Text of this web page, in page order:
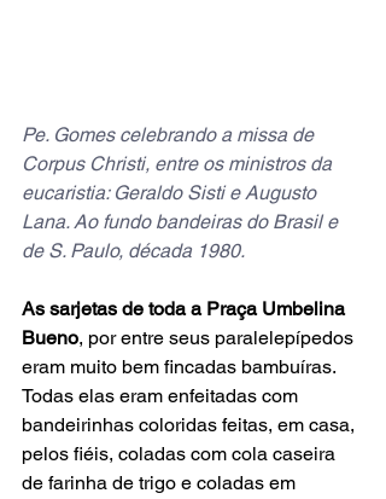
Pe. Gomes celebrando a missa de
Corpus Christi, entre os ministros da
eucaristia: Geraldo Sisti e Augusto
Lana. Ao fundo bandeiras do Brasil e
de S. Paulo, década 1980.
As sarjetas de toda a Praça Umbelina
Bueno, por entre seus paralelepípedos
eram muito bem fincadas bambuíras.
Todas elas eram enfeitadas com
bandeirinhas coloridas feitas, em casa,
pelos fiéis, coladas com cola caseira
de farinha de trigo e coladas em